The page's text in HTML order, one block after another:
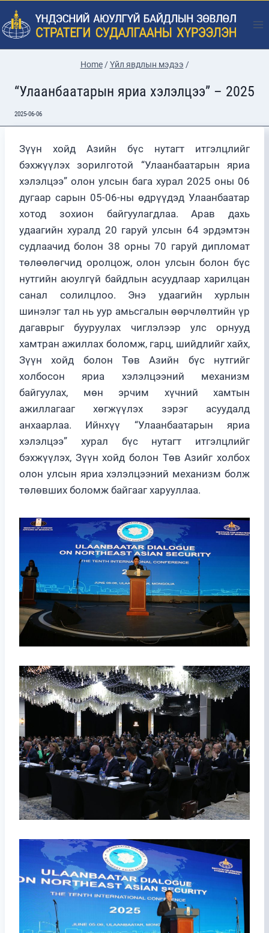
Skip
to
content
Home / Үйл явдлын мэдээ /
“Улаанбаатарын яриа хэлэлцээ” – 2025
2025-06-06
Зүүн хойд Азийн бүс нутагт итгэлцлийг
бэхжүүлэх зорилготой “Улаанбаатарын яриа
хэлэлцээ” олон улсын бага хурал 2025 оны 06
дугаар сарын 05-06-ны өдрүүдэд Улаанбаатар
хотод зохион байгуулагдлаа. Арав дахь
удаагийн хуралд 20 гаруй улсын 64 эрдэмтэн
судлаачид болон 38 орны 70 гаруй дипломат
төлөөлөгчид оролцож, олон улсын болон бүс
нутгийн аюулгүй байдлын асуудлаар харилцан
санал солилцлоо. Энэ удаагийн хурлын
шинэлэг тал нь уур амьсгалын өөрчлөлтийн үр
дагаврыг бууруулах чиглэлээр улс орнууд
хамтран ажиллах боломж, гарц, шийдлийг хайх,
Зүүн хойд болон Төв Азийн бүс нутгийг
холбосон яриа хэлэлцээний механизм
байгуулах, мөн эрчим хүчний хамтын
ажиллагааг хөгжүүлэх зэрэг асуудалд
анхаарлаа. Ийнхүү “Улаанбаатарын яриа
хэлэлцээ” хурал бүс нутагт итгэлцлийг
бэхжүүлэх, Зүүн хойд болон Төв Азийг холбох
олон улсын яриа хэлэлцээний механизм болж
төлөвших боломж байгааг харууллаа.